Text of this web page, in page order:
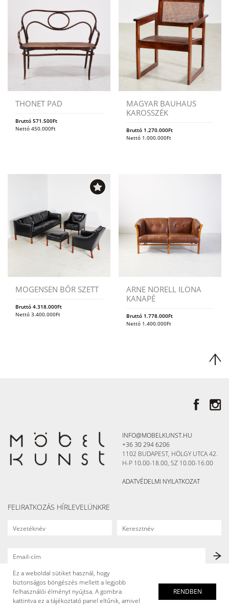
THONET PAD
Bruttó 571.500Ft
Nettó 450.000Ft
MAGYAR BAUHAUS
KAROSSZÉK
Bruttó 1.270.000Ft
Nettó 1.000.000Ft
MOGENSEN BŐR SZETT
Bruttó 4.318.000Ft
Nettó 3.400.000Ft
ARNE NORELL ILONA
KANAPÉ
Bruttó 1.778.000Ft
Nettó 1.400.000Ft
INFO@MOBELKUNST.HU
+36 30 294 6206
1102 BUDAPEST, HÖLGY UTCA 42.
H-P 10.00-18.00, SZ 10.00-16.00
ADATVÉDELMI NYILATKOZAT
FELIRATKOZÁS HÍRLEVELÜNKRE
Ez a weboldal sütiket használ, hogy
biztonságos böngészés mellett a legjobb
felhasználói élményt nyújtsa. A gombra
kattintva ez a tájékoztató panel eltűnik, amivel
RENDBEN